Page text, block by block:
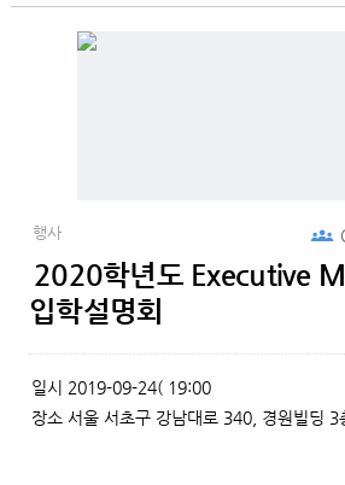
행사
2020학년도 Executive
입학설명회
일시 2019-09-24( 19:00
장소 서울 서초구 강남대로 340, 경원빌딩 3